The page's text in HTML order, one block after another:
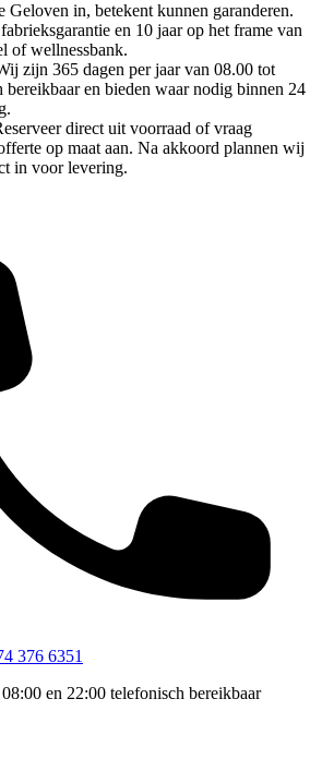
Geloven in, betekent kunnen garanderen.
en 10 jaar op het frame van
of wellnessbank.
zijn 365 dagen per jaar van 08.00 tot
bereikbaar en bieden waar nodig binnen 24
direct uit voorraad of vraag
op maat aan. Na akkoord plannen wij
in voor levering.
376 6351
en 22:00 telefonisch bereikbaar